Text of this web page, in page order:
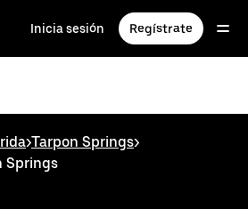
Inicia sesión Regístrate
>Tarpon Springs>
Springs